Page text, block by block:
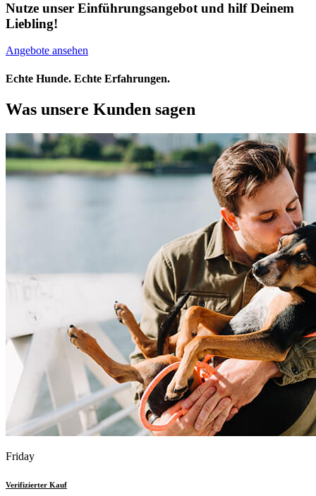
Nutze unser Einführungsangebot und hilf Deinem
Liebling!
Angebote ansehen
Echte Hunde. Echte Erfahrungen.
Was unsere Kunden sagen
Friday
Verifizierter Kauf